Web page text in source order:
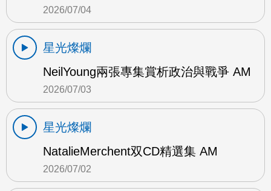
2026/07/04
星光燦爛
NeilYoung兩張專集賞析政治與戰爭 AM
2026/07/03
星光燦爛
NatalieMerchent双CD精選集 AM
2026/07/02